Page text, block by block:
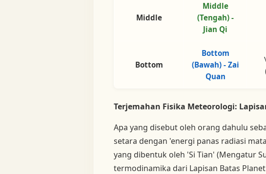
Middle
Middle
(Tengah) -
Jian Qi
Bottom
Bottom
(Bawah) - Zai
Quan
Terjemahan Fisika Meteorologi:
Apa yang disebut oleh orang dahulu
setara dengan 'energi panas radiasi
yang dibentuk oleh 'Si Tian' (Mengatur
termodinamika dari Lapisan Batas